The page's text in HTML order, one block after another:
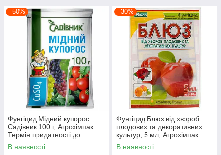
–50%
Фунгіцид Мідний купорос
Садівник 100 г, Агрохімпак.
Термін придатності до
25.11.2026
В наявності
–30%
Фунгіцид Блюз від хвороб
плодових та декоративних
культур, 5 мл, Агрохімпак.
Термін придатності до
04.08.2026
В наявності